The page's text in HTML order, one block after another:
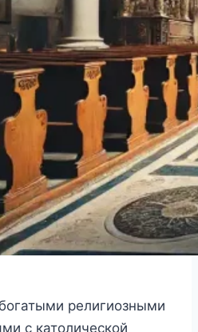
религиозными
с католической